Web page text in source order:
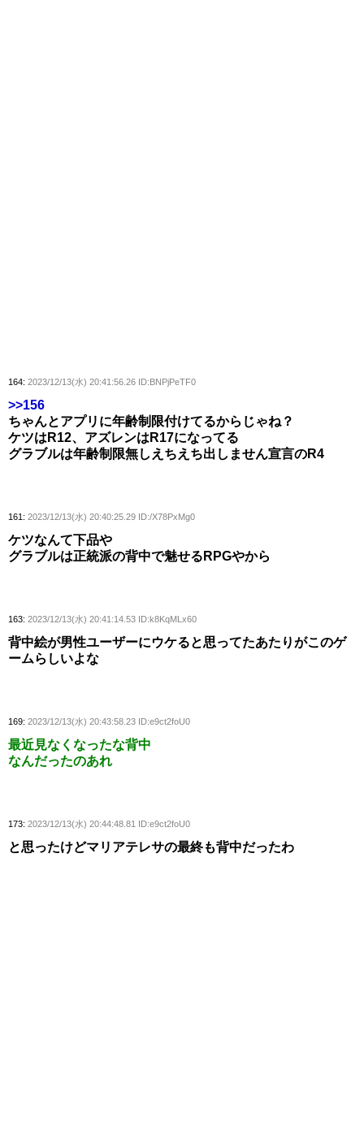
164: 2023/12/13(水) 20:41:56.26 ID:BNPjPeTF0
>>156
ちゃんとアプリに年齢制限付けてるからじゃね？
ケツはR12、アズレンはR17になってる
グラブルは年齢制限無しえちえち出しません宣言のR4
161: 2023/12/13(水) 20:40:25.29 ID:/X78PxMg0
ケツなんて下品や
グラブルは正統派の背中で魅せるRPGやから
163: 2023/12/13(水) 20:41:14.53 ID:k8KqMLx60
背中絵が男性ユーザーにウケると思ってたあたりがこのゲ
ームらしいよな
169: 2023/12/13(水) 20:43:58.23 ID:e9ct2foU0
最近見なくなったな背中
なんだったのあれ
173: 2023/12/13(水) 20:44:48.81 ID:e9ct2foU0
と思ったけどマリアテレサの最終も背中だったわ